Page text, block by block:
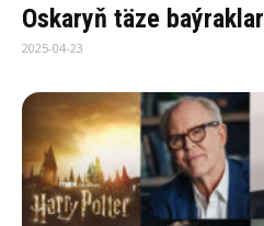
Oskaryň täze
2025-04-23